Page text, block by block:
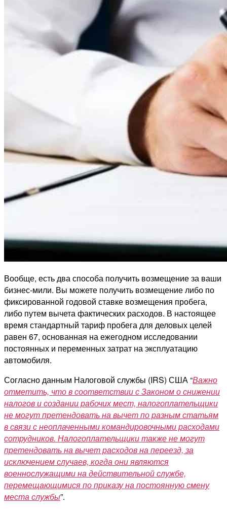
Вообще, есть два способа получить возмещение за ваши
бизнес-мили. Вы можете получить возмещение либо по
фиксированной годовой ставке возмещения пробега,
либо путем вычета фактических расходов. В настоящее
время стандартный тариф пробега для деловых целей
равен 67, основанная на ежегодном исследовании
постоянных и переменных затрат на эксплуатацию
автомобиля.
Согласно данным Налоговой службы (IRS) США “Важно
отметить, что в соответствии с Законом о снижении
налогов и создании рабочих мест, налогоплательщики
не могут претендовать на вычет по разным статьям
в связи с неоплаченными командировочными расходами
сотрудников. Налогоплательщики также не могут
претендовать на вычет расходов на переезд, за
исключением случаев, когда они являются
военнослужащими на действительной службе,
перемещающимися по приказу на постоянную смену
места службы”.